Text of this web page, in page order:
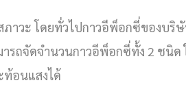
าวะ โดยทั่วไปกาวอีพ็อกซี่ของบริ
รถจัดจำนวนกาวอีพ็อกซี่ทั้ง 2 ชนิด
อนแสงได้